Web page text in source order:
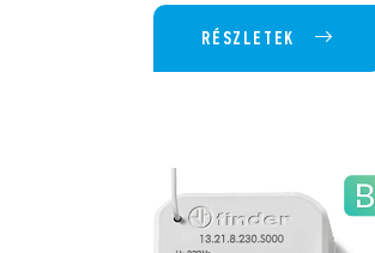
RÉSZLETEK